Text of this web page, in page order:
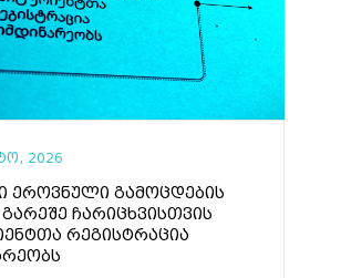
2026
ეროვნული გამოცდების
ჩარიცხვისთვის
რეგისტრაცია